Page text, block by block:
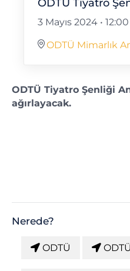
ODTÜ Tiyatro
3 Mayıs 2024 • 12:00
ODTÜ Mimarlık
ODTÜ Tiyatro Şenliği
ağırlayacak.
Nerede?
ODTÜ